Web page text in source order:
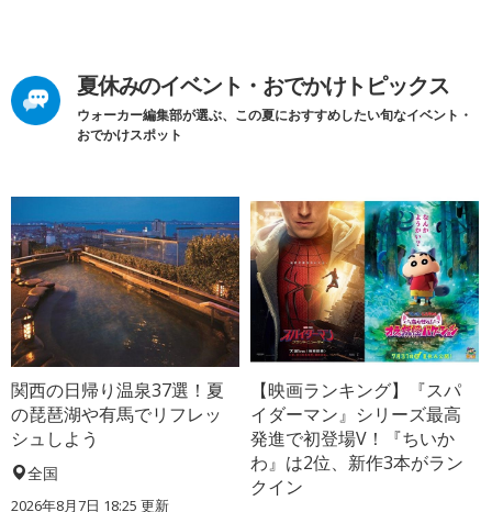
夏休みのイベント・おでかけトピックス
ウォーカー編集部が選ぶ、この夏におすすめしたい旬なイベント・
おでかけスポット
関西の日帰り温泉37選！夏
の琵琶湖や有馬でリフレッ
シュしよう
全国
2026年8月7日 18:25 更新
【映画ランキング】『スパ
イダーマン』シリーズ最高
発進で初登場V！『ちいか
わ』は2位、新作3本がラン
クイン